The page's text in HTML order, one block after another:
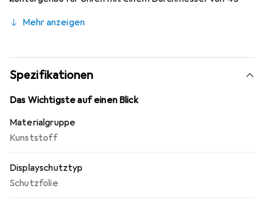
Kinderleichte Anbringung mit 100% blasenfreier Montage
verdrängt die Luft beim Aufbringen und schmiegt sich von
selbst an das Display an. Keine Beeinträchtigung der
Bedienbarkeit! Die Dipos Displayschutzfolie bietet ein
angenehmes Bediengefühl und ist für Uhren mit einem
Mehr anzeigen
Spezifikationen
Das Wichtigste auf einen Blick
Materialgruppe
Kunststoff
Displayschutztyp
Schutzfolie